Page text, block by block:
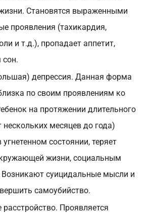
Становятся выраженными
проявления (тахикардия,
и т.д.), пропадает аппетит,
сон.
депрессия. Данная форма
по своим проявлениям ко
на протяжении длительного
нескольких месяцев до года)
угнетенном состоянии, теряет
жизни, социальным
Возникают суицидальные мысли и
самоубийство.
расстройство. Проявляется